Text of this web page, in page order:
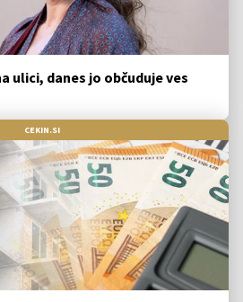
ulici, danes jo občuduje ves
CEKIN.SI